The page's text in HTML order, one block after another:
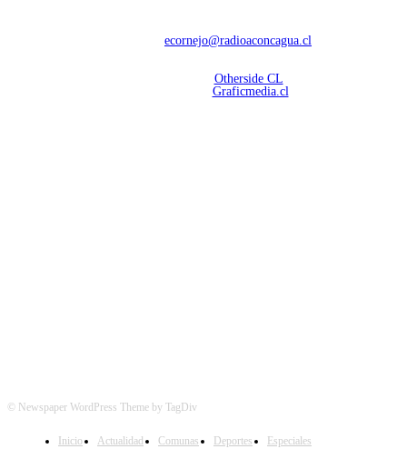
ecornejo@radioaconcagua.cl
Otherside CL
Graficmedia.cl
© Newspaper WordPress Theme by TagDiv
Inicio Actualidad Comunas Deportes
Especiales